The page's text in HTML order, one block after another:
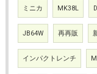
ミニカ MK38L
JB64W 再再販
インパクトレンチ